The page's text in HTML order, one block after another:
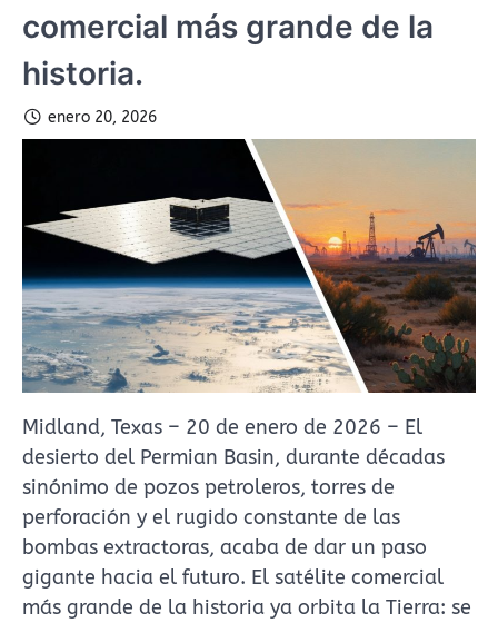
comercial más grande de la
historia.
enero 20, 2026
Midland, Texas – 20 de enero de 2026 – El
desierto del Permian Basin, durante décadas
sinónimo de pozos petroleros, torres de
perforación y el rugido constante de las
bombas extractoras, acaba de dar un paso
gigante hacia el futuro. El satélite comercial
más grande de la historia ya orbita la Tierra: se